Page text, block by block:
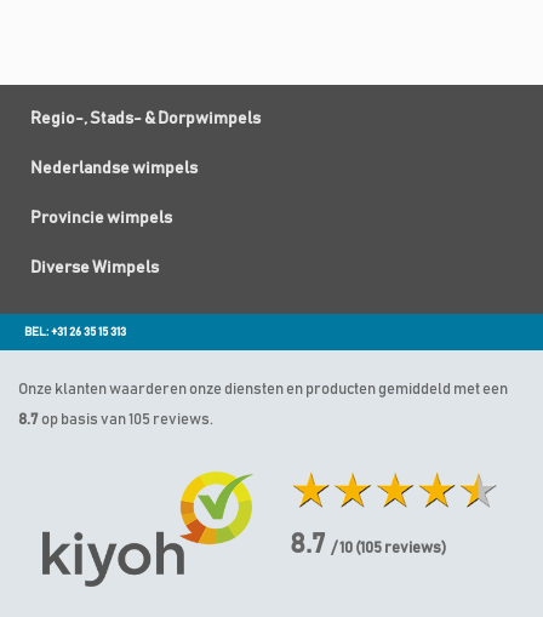
Regio-, Stads- & Dorpwimpels
Nederlandse wimpels
Provincie wimpels
Diverse Wimpels
BEL: +31 26 35 15 313
Onze klanten waarderen onze diensten en producten gemiddeld met een
8.7 op basis van 105 reviews.
8.7 / 10 (105 reviews)